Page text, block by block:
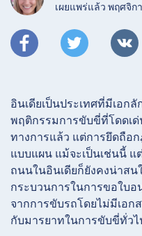
เผยแพร่แล้ว พฤศจิก
อินเดียเป็นประเทศที่มีเอก
พฤติกรรมการขับขี่ที่โดดเ
ทางการแล้ว แต่การยึดถือ
แบบแผน แม้จะเป็นเช่นนี้
ถนนในอินเดียก็ยังคงน่าสน
กระบวนการในการขอใบ
จากการขับรถโดยไม่มีเอก
กับมารยาทในการขับขี่ทั่วไ